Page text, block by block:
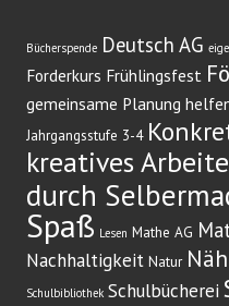
Bücherspende Deutsch AG
Forderkurs Frühlingsfest
gemeinsame Planung
Jahrgangsstufe 3-4
kreatives
durch
Spaß Lesen Mathe AG
Nachhaltigkeit Natur
Schulbibliothek Schulbücherei